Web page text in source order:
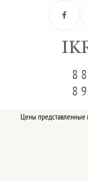
8
8
Цены представленные